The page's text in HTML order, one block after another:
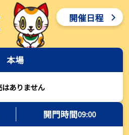
田陸翔はリング交換で気配一変「初
んコラム】最後は塚越海斗に注目、
元勢でただ１人優出果たす「地元で
ポーツ
開催日程
本場
ありません
開門時間09:00